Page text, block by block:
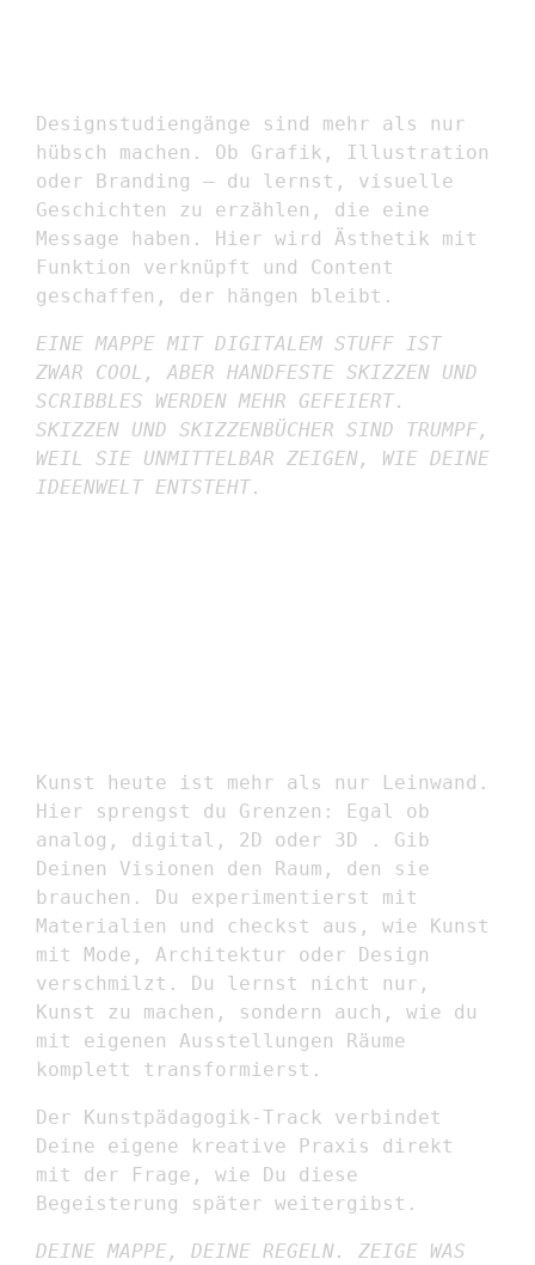
Designstudiengänge sind mehr als nur
hübsch machen. Ob Grafik, Illustration
oder Branding – du lernst, visuelle
Geschichten zu erzählen, die eine
Message haben. Hier wird Ästhetik mit
Funktion verknüpft und Content
geschaffen, der hängen bleibt.
EINE MAPPE MIT DIGITALEM STUFF IST
ZWAR COOL, ABER HANDFESTE SKIZZEN UND
SCRIBBLES WERDEN MEHR GEFEIERT.
SKIZZEN UND SKIZZENBÜCHER SIND TRUMPF,
WEIL SIE UNMITTELBAR ZEIGEN, WIE DEINE
IDEENWELT ENTSTEHT.
Kunst heute ist mehr als nur Leinwand.
Hier sprengst du Grenzen: Egal ob
analog, digital, 2D oder 3D . Gib
Deinen Visionen den Raum, den sie
brauchen. Du experimentierst mit
Materialien und checkst aus, wie Kunst
mit Mode, Architektur oder Design
verschmilzt. Du lernst nicht nur,
Kunst zu machen, sondern auch, wie du
mit eigenen Ausstellungen Räume
komplett transformierst.
Der Kunstpädagogik-Track verbindet
Deine eigene kreative Praxis direkt
mit der Frage, wie Du diese
Begeisterung später weitergibst.
DEINE MAPPE, DEINE REGELN. ZEIGE WAS